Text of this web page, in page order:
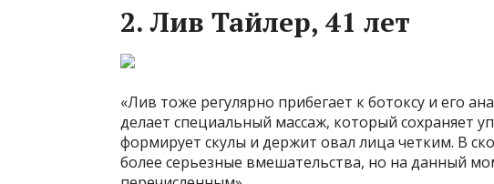
2. Лив Тайлер, 41 лет
«Лив тоже регулярно прибегает к ботоксу и его
делает специальный массаж, который сохраняет
формирует скулы и держит овал лица четким. В
более серьезные вмешательства, но на данный